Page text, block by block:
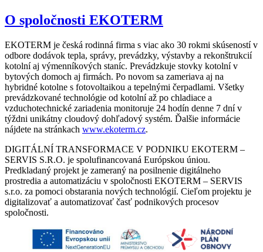
O spoločnosti EKOTERM
EKOTERM je česká rodinná firma s viac ako 30 rokmi skúseností v
odbore dodávok tepla, správy, prevádzky, výstavby a rekonštrukcií
kotolní aj výmenníkových staníc. Prevádzkuje stovky kotolní v
bytových domoch aj firmách. Po novom sa zameriava aj na
hybridné kotolne s fotovoltaikou a tepelnými čerpadlami. Všetky
prevádzkované technológie od kotolní až po chladiace a
vzduchotechnické zariadenia monitoruje 24 hodín denne 7 dní v
týždni unikátny cloudový dohľadový systém. Ďalšie informácie
nájdete na stránkach www.ekoterm.cz.
DIGITÁLNÍ TRANSFORMACE V PODNIKU EKOTERM –
SERVIS S.R.O. je spolufinancovaná Európskou úniou.
Predkladaný projekt je zameraný na posilnenie digitálneho
prostredia a automatizáciu v spoločnosti EKOTERM – SERVIS
s.r.o. za pomoci obstarania nových technológií. Cieľom projektu je
digitalizovať a automatizovať časť podnikových procesov
spoločnosti.